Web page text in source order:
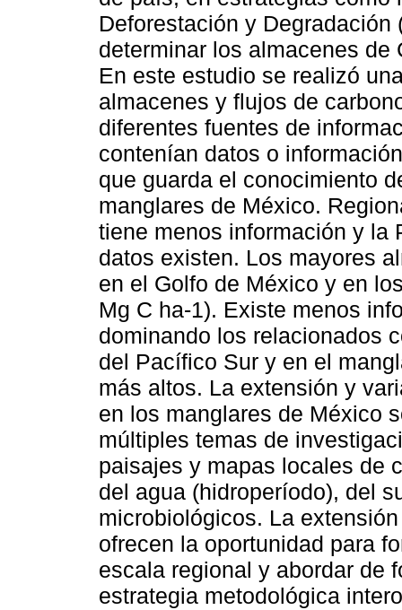
Deforestación y
determinar los almacenes
En este estudio se realizó
almacenes y flujos de
diferentes fuentes de
contenían datos o
que guarda el conocimiento
manglares de México.
tiene menos información y la
datos existen. Los mayores
en el Golfo de México y en
Mg C ha-1). Existe menos
dominando los relacionados
del Pacífico Sur y en el
más altos. La extensión y
en los manglares de México
múltiples temas de
paisajes y mapas locales de
del agua (hidroperíodo), del
microbiológicos. La
ofrecen la oportunidad para
escala regional y abordar de
estrategia metodológica